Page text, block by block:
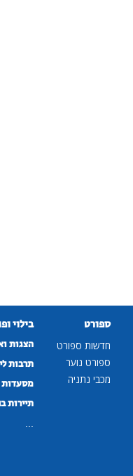
ספורט
חדשות ספורט
ספורט נוער
מכבי נתניה
בילוי
הצגות
תרבות
מסעדות
תיירות